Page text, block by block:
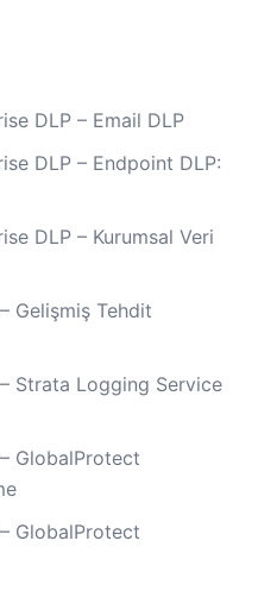
DLP – Email DLP
DLP – Endpoint DLP:
DLP – Kurumsal Veri
Gelişmiş Tehdit
Strata Logging Service
GlobalProtect
GlobalProtect